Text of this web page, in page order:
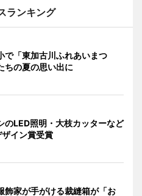
ランキング
で「東加古川ふれあいまつ
の夏の思い出に
のLED照明・大枝カッターなど
イン賞受賞
飾家が手がける裁縫箱が「お